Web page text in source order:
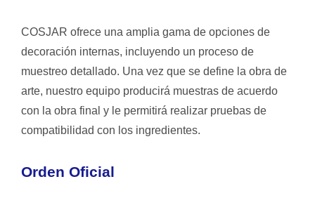
COSJAR ofrece una amplia gama de opciones de
decoración internas, incluyendo un proceso de
muestreo detallado. Una vez que se define la obra de
arte, nuestro equipo producirá muestras de acuerdo
con la obra final y le permitirá realizar pruebas de
compatibilidad con los ingredientes.
Orden Oficial